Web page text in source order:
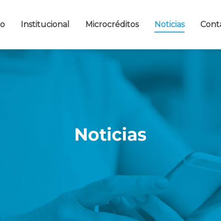
Institucional Microcréditos Noticias